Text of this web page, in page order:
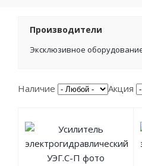
Производители
Эксклюзивное
Наличие Акция